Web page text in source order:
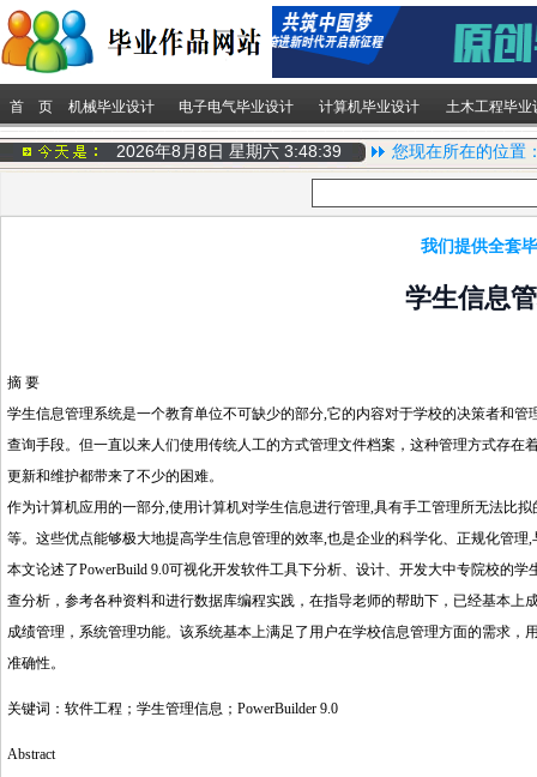
首 页 机械毕业设计 电子电气毕业设计 计算机毕业设计 土木工程毕业
2026年8月8日 星期六 3:48:39 您现在所在的位置
我们提供全套
学生信息
摘 要
学生信息管理系统是一个教育单位不可缺少的部分,它的内容对于学校的决策者和
查询手段。但一直以来人们使用传统人工的方式管理文件档案，这种管理方式存
更新和维护都带来了不少的困难。
作为计算机应用的一部分,使用计算机对学生信息进行管理,具有手工管理所无法比
等。这些优点能够极大地提高学生信息管理的效率,也是企业的科学化、正规化管理
本文论述了PowerBuild 9.0可视化开发软件工具下分析、设计、开发大中专院校的
查分析，参考各种资料和进行数据库编程实践，在指导老师的帮助下，已经基本
成绩管理，系统管理功能。该系统基本上满足了用户在学校信息管理方面的需求
准确性。
关键词：软件工程；学生管理信息；PowerBuilder 9.0
Abstract